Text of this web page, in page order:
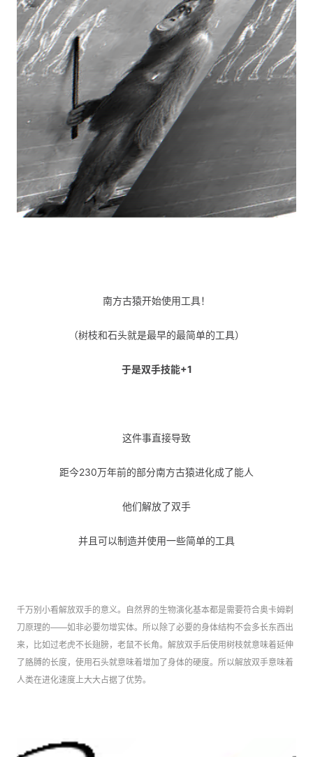
南方古猿开始使用工具！
（树枝和石头就是最早的最简单的工具）
于是双手技能+1
这件事直接导致
距今230万年前的部分南方古猿进化成了能人
他们解放了双手
并且可以制造并使用一些简单的工具
千万别小看解放双手的意义。自然界的生物演化基本都是需要符合奥卡姆剃
刀原理的——如非必要勿增实体。所以除了必要的身体结构不会多长东西出
来，比如过老虎不长翅膀，老鼠不长角。解放双手后使用树枝就意味着延伸
了胳膊的长度，使用石头就意味着增加了身体的硬度。所以解放双手意味着
人类在进化速度上大大占据了优势。